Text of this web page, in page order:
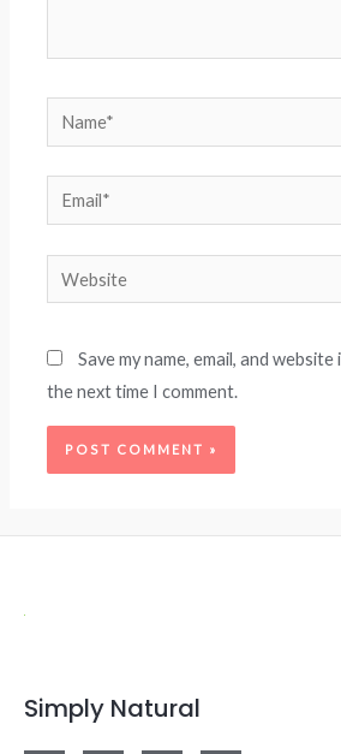
Name*
Email*
Website
Save my name, email, and
the next time I comment.
Simply Natural